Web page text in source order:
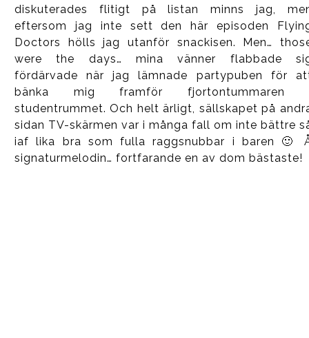
diskuterades flitigt på listan minns jag,
eftersom jag inte sett den här episoden
Doctors hölls jag utanför snackisen. Men…
were the days… mina vänner flabbade
fördärvade när jag lämnade partypuben för
bänka mig framför fjortontummaren
studentrummet. Och helt ärligt, sällskapet på
sidan TV-skärmen var i många fall om inte bättre
iaf lika bra som fulla raggsnubbar i baren 🙂
signaturmelodin… fortfarande en av dom bästaste!